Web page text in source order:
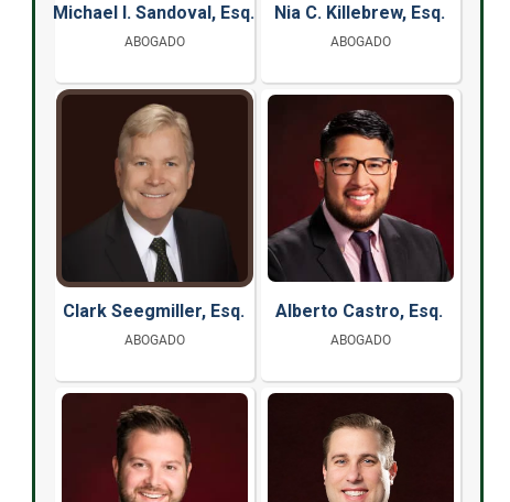
Michael I. Sandoval, Esq.
ABOGADO
Nia C. Killebrew, Esq.
ABOGADO
Clark Seegmiller, Esq.
ABOGADO
Alberto Castro, Esq.
ABOGADO